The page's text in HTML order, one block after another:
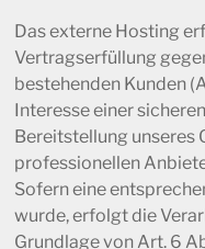
Das externe Hosting
Vertragserfüllung
bestehenden Kunden
Interesse einer
Bereitstellung unseres
professionellen
Sofern eine
wurde, erfolgt die
Grundlage von Art. 6